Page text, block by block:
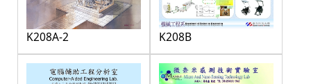
K208A-2 K208B